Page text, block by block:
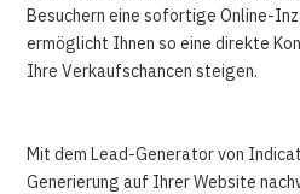
Besuchern eine sofortige Online-
ermöglicht Ihnen so eine direkte
Ihre Verkaufschancen steigen.
Mit dem Lead-Generator von
Generierung auf Ihrer Website